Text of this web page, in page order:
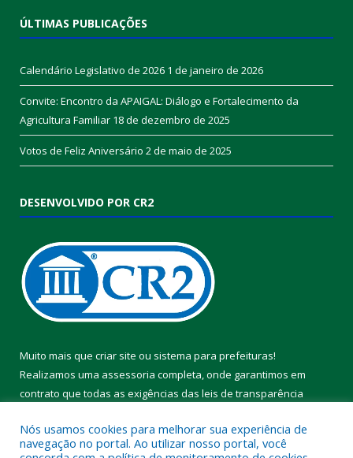
ÚLTIMAS PUBLICAÇÕES
Calendário Legislativo de 2026 1 de janeiro de 2026
Convite: Encontro da APAIGAL: Diálogo e Fortalecimento da
Agricultura Familiar 18 de dezembro de 2025
Votos de Feliz Aniversário 2 de maio de 2025
DESENVOLVIDO POR CR2
Muito mais que criar site ou sistema para prefeituras!
Realizamos uma assessoria completa, onde garantimos em
contrato que todas as exigências das leis de transparência
Conheça oPNTPe oRadar da Transparência Pública
Nós usamos cookies para melhorar sua experiência de
navegação no portal. Ao utilizar nosso portal, você